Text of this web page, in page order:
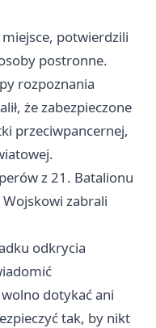
potwierdzili
postronne.
rozpoznania
że zabezpieczone
przeciwpancernej,
z 21. Batalionu
zabrali
odkrycia
dotykać ani
tak, by nikt